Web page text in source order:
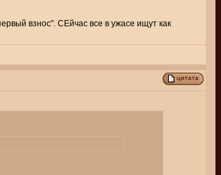
взнос". СЕйчас все в ужасе ищут как